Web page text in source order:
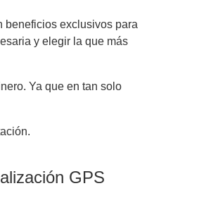
beneficios exclusivos para
y elegir la que más
Ya que en tan solo
GPS